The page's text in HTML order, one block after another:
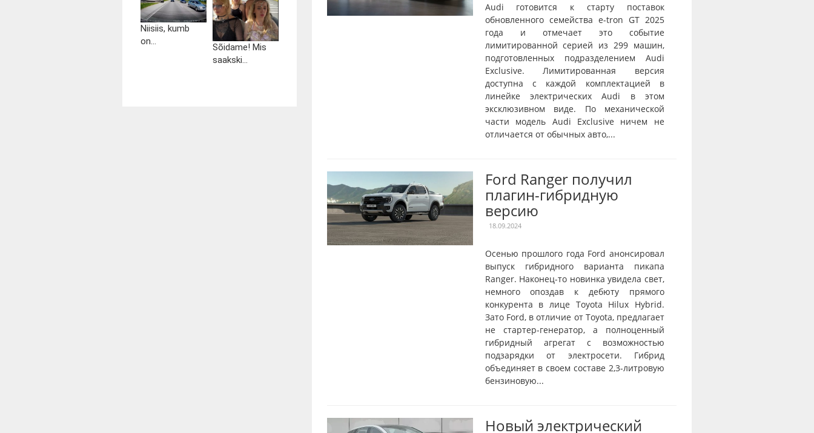
Niisiis, kumb
on...
Sõidame! Mis
saakski...
Audi готовится к старту поставок
обновленного семейства e-tron GT 2025
года и отмечает это событие
лимитированной серией из 299 машин,
подготовленных подразделением Audi
Exclusive. Лимитированная версия
доступна с каждой комплектацией в
линейке электрических Audi в этом
эксклюзивном виде. По механической
части модель Audi Exclusive ничем не
отличается от обычных авто,...
Ford Ranger получил
плагин-гибридную
версию
18.09.2024
Осенью прошлого года Ford анонсировал
выпуск гибридного варианта пикапа
Ranger. Наконец-то новинка увидела свет,
немного опоздав к дебюту прямого
конкурента в лице Toyota Hilux Hybrid.
Зато Ford, в отличие от Toyota, предлагает
не стартер-генератор, а полноценный
гибридный агрегат с возможностью
подзарядки от электросети. Гибрид
объединяет в своем составе 2,3-литровую
бензиновую...
Новый электрический